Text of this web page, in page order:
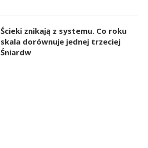
Ścieki znikają z systemu. Co roku
skala dorównuje jednej trzeciej
Śniardw